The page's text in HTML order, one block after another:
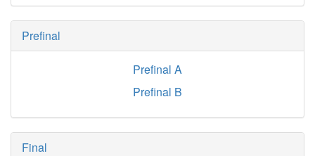
Prefinal
Prefinal A
Prefinal B
Final